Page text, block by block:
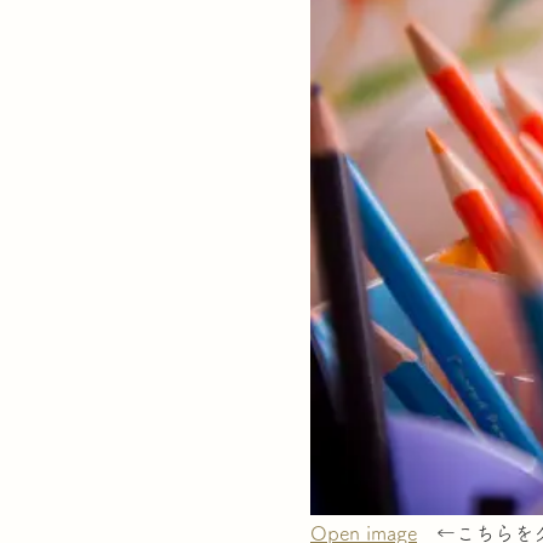
Open image ←こちらを